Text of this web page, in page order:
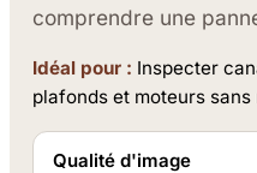
comprendre une
Idéal pour : Inspecter
plafonds et moteurs
Qualité d'image